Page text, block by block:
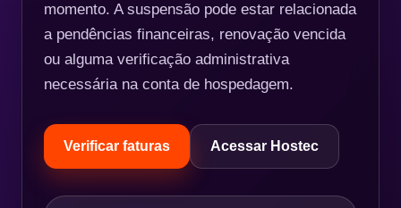
momento. A suspensão pode estar relacionada
a pendências financeiras, renovação vencida
ou alguma verificação administrativa
necessária na conta de hospedagem.
Verificar faturas Acessar Hostec